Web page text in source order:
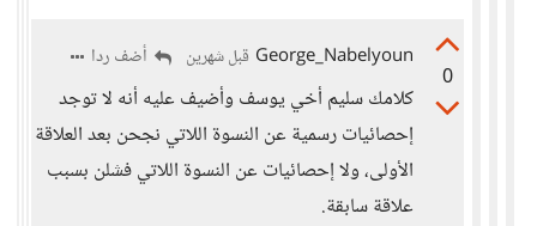
0
George_Nabelyoun قبل شهرين أضف ردا
كلامك سليم أخي يوسف وأضيف عليه أنه لا توجد
إحصائيات رسمية عن النسوة اللاتي نجحن بعد العلاقة
الأولى، ولا إحصائيات عن النسوة اللاتي فشلن بسبب
علاقة سابقة.